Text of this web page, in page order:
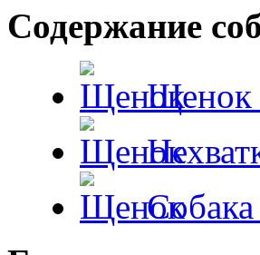
Содержание
Щенок
Собака